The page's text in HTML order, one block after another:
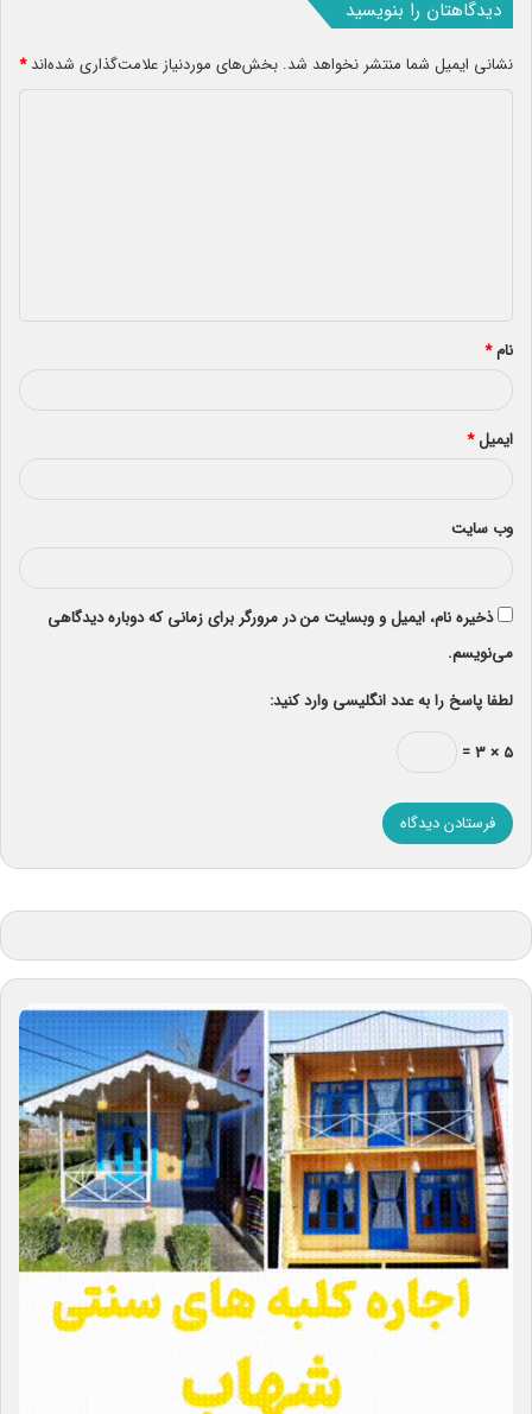
دیدگاهتان را بنویسید
نشانی ایمیل شما منتشر نخواهد شد. بخش‌های موردنیاز علامت‌گذاری شده‌اند*
*
نام*
ایمیل*
وب‌ سایت
ذخیره نام، ایمیل و وبسایت من در مرورگر برای زمانی که دوباره دیدگاهی
می‌نویسم.
لطفا پاسخ را به عدد انگلیسی وارد کنید:
۵ × ۳ =